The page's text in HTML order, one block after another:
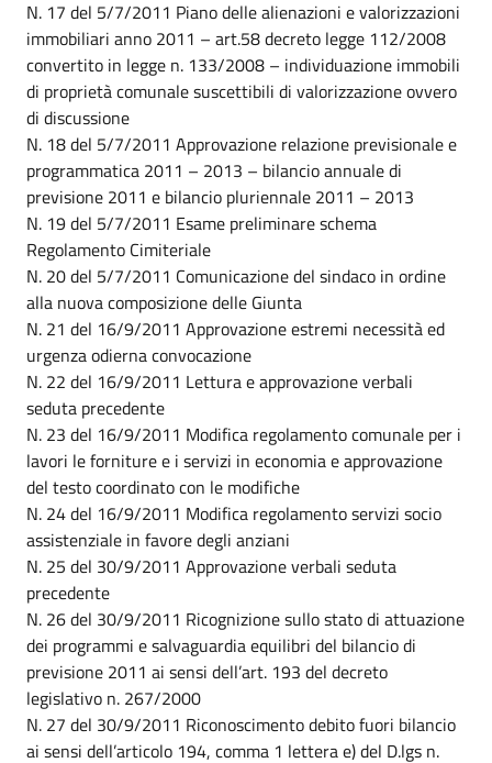
N. 17 del 5/7/2011 Piano delle alienazioni e valorizzazioni
immobiliari anno 2011 – art.58 decreto legge 112/2008
convertito in legge n. 133/2008 – individuazione immobili
di proprietà comunale suscettibili di valorizzazione ovvero
di discussione
N. 18 del 5/7/2011 Approvazione relazione previsionale e
programmatica 2011 – 2013 – bilancio annuale di
previsione 2011 e bilancio pluriennale 2011 – 2013
N. 19 del 5/7/2011 Esame preliminare schema
Regolamento Cimiteriale
N. 20 del 5/7/2011 Comunicazione del sindaco in ordine
alla nuova composizione delle Giunta
N. 21 del 16/9/2011 Approvazione estremi necessità ed
urgenza odierna convocazione
N. 22 del 16/9/2011 Lettura e approvazione verbali
seduta precedente
N. 23 del 16/9/2011 Modifica regolamento comunale per i
lavori le forniture e i servizi in economia e approvazione
del testo coordinato con le modifiche
N. 24 del 16/9/2011 Modifica regolamento servizi socio
assistenziale in favore degli anziani
N. 25 del 30/9/2011 Approvazione verbali seduta
precedente
N. 26 del 30/9/2011 Ricognizione sullo stato di attuazione
dei programmi e salvaguardia equilibri del bilancio di
previsione 2011 ai sensi dell’art. 193 del decreto
legislativo n. 267/2000
N. 27 del 30/9/2011 Riconoscimento debito fuori bilancio
ai sensi dell’articolo 194, comma 1 lettera e) del D.lgs n.